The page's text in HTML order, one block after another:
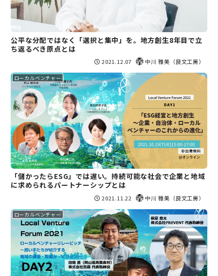
公平な分配ではなく「選択と集中」を。地方創生8年目で立
ち返るべき原点とは
2021.12.07 中川 雅美（良文工房）
ローカルベンチャー
「儲かったらESG」では遅い。持続可能な社会で企業と地域
に求められるパートナーシップとは
2021.11.22 中川 雅美（良文工房）
ローカルベンチャー